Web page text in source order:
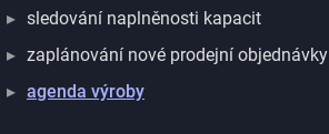
sledování naplněnosti kapacit
zaplánování nové prodejní objednávky
agenda výroby